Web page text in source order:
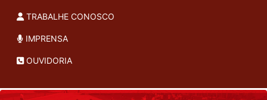
TRABALHE CONOSCO
IMPRENSA
OUVIDORIA